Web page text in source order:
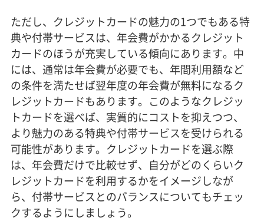
ただし、クレジットカードの魅力の1つでもある特
典や付帯サービスは、年会費がかかるクレジット
カードのほうが充実している傾向にあります。中
には、通常は年会費が必要でも、年間利用額など
の条件を満たせば翌年度の年会費が無料になるク
レジットカードもあります。このようなクレジッ
トカードを選べば、実質的にコストを抑えつつ、
より魅力のある特典や付帯サービスを受けられる
可能性があります。クレジットカードを選ぶ際
は、年会費だけで比較せず、自分がどのくらいク
レジットカードを利用するかをイメージしなが
ら、付帯サービスとのバランスについてもチェッ
クするようにしましょう。